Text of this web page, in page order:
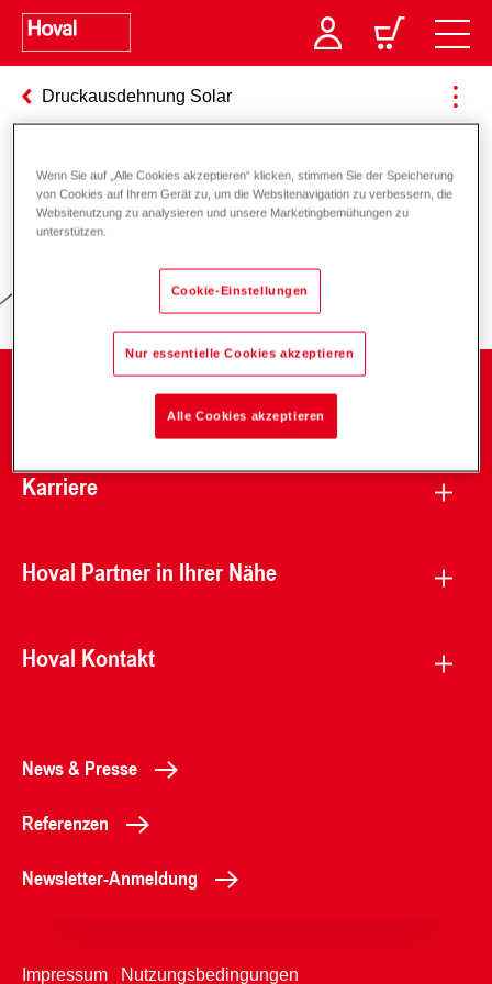
Druckausdehnung Solar
Verantwortung für Energie und
Karriere
Hoval Partner in Ihrer Nähe
Hoval Kontakt
News & Presse
Referenzen
Newsletter-Anmeldung
Impressum Nutzungsbedingungen
Wenn Sie auf „Alle Cookies akzeptieren“ klicken, stimmen Sie der Speicherung
von Cookies auf Ihrem Gerät zu, um die Websitenavigation zu verbessern, die
Websitenutzung zu analysieren und unsere Marketingbemühungen zu
unterstützen.
Cookie-Einstellungen
Nur essentielle Cookies akzeptieren
Alle Cookies akzeptieren